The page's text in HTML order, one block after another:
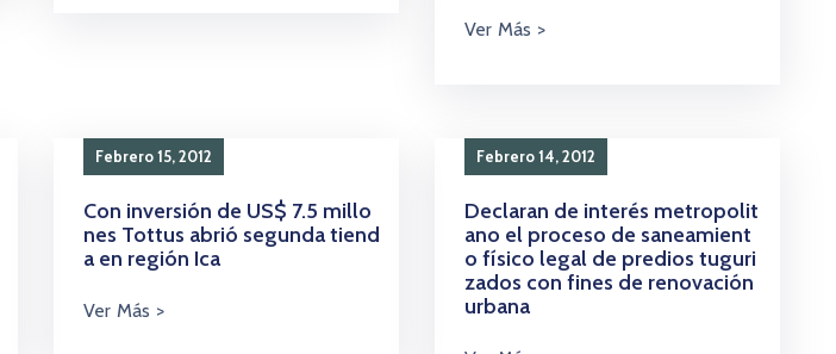
Febrero 15, 2012
Con inversión de US$ 7.5 millo
nes Tottus abrió segunda tiend
a en región Ica
Febrero 14, 2012
Declaran de interés metropolit
ano el proceso de saneamient
o físico legal de predios tuguri
zados con fines de renovación
urbana